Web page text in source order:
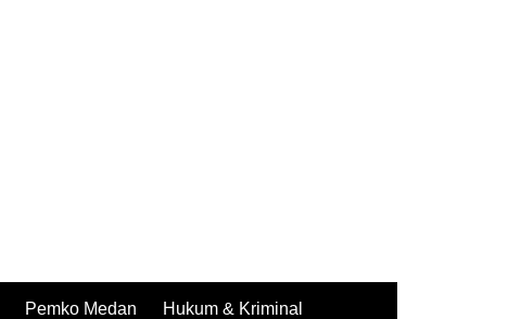
Pemko Medan Hukum & Kriminal